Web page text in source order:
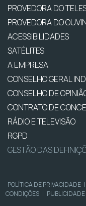
PROVEDORA DO
PROVEDORA DO
ACESSIBILIDADES
SATÉLITES
A EMPRESA
CONSELHO GERAL
CONSELHO DE
CONTRATO DE
RÁDIO E TELEVISÃO
RGPD
GESTÃO DAS
POLÍTICA DE PRIVACIDADE |
CONDIÇÕES | PUBLICIDADE